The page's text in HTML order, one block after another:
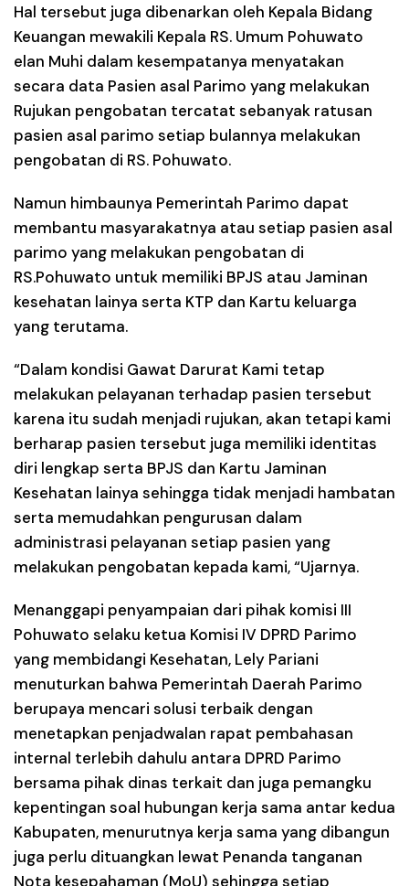
Hal tersebut juga dibenarkan oleh Kepala Bidang
Keuangan mewakili Kepala RS. Umum Pohuwato
elan Muhi dalam kesempatanya menyatakan
secara data Pasien asal Parimo yang melakukan
Rujukan pengobatan tercatat sebanyak ratusan
pasien asal parimo setiap bulannya melakukan
pengobatan di RS. Pohuwato.
Namun himbaunya Pemerintah Parimo dapat
membantu masyarakatnya atau setiap pasien asal
parimo yang melakukan pengobatan di
RS.Pohuwato untuk memiliki BPJS atau Jaminan
kesehatan lainya serta KTP dan Kartu keluarga
yang terutama.
“Dalam kondisi Gawat Darurat Kami tetap
melakukan pelayanan terhadap pasien tersebut
karena itu sudah menjadi rujukan, akan tetapi kami
berharap pasien tersebut juga memiliki identitas
diri lengkap serta BPJS dan Kartu Jaminan
Kesehatan lainya sehingga tidak menjadi hambatan
serta memudahkan pengurusan dalam
administrasi pelayanan setiap pasien yang
melakukan pengobatan kepada kami, “Ujarnya.
Menanggapi penyampaian dari pihak komisi III
Pohuwato selaku ketua Komisi IV DPRD Parimo
yang membidangi Kesehatan, Lely Pariani
menuturkan bahwa Pemerintah Daerah Parimo
berupaya mencari solusi terbaik dengan
menetapkan penjadwalan rapat pembahasan
internal terlebih dahulu antara DPRD Parimo
bersama pihak dinas terkait dan juga pemangku
kepentingan soal hubungan kerja sama antar kedua
Kabupaten, menurutnya kerja sama yang dibangun
juga perlu dituangkan lewat Penanda tanganan
Nota kesepahaman (MoU) sehingga setiap